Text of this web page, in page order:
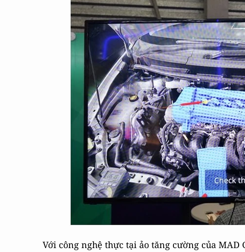
Với công nghệ thực tại ảo tăng cường của